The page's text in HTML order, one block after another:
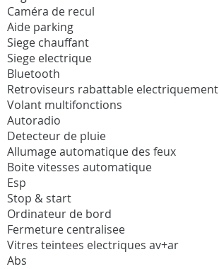
Caméra de recul
Aide parking
Siege chauffant
Siege electrique
Bluetooth
Retroviseurs rabattable electriquement
Volant multifonctions
Autoradio
Detecteur de pluie
Allumage automatique des feux
Boite vitesses automatique
Esp
Stop & start
Ordinateur de bord
Fermeture centralisee
Vitres teintees electriques av+ar
Abs